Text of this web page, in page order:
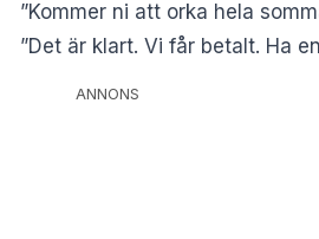
”Kommer ni att orka hela
”Det är klart. Vi får betalt. Ha
ANNONS